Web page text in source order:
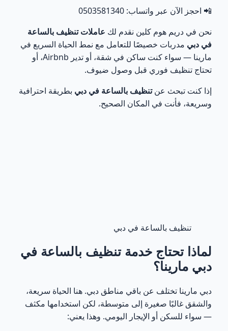
2. تنظيف قبل وصول الضيوف
5 3. تنظيف حسب الطلب
ماذا تشمل خدمة تنظيف بالساعة في دبي مارينا؟
7 لماذا نحن الخيار الأفضل في دبي مارينا؟
12 هل يمكن الحجز بشكل متكرر؟
13 هل توفرون مواد تنظيف؟
15 هل الخدمة متوفرة في نفس اليوم؟
📲 احجز الآن عبر واتساب: 0503581340
نحن في دريم هوم كلين نقدم لك عاملات تنظيف بالساعة
في دبي مدربات خصيصًا للتعامل مع نمط الحياة السريع في
مارينا — سواء كنت ساكن في شقة، أو تدير Airbnb، أو
تحتاج تنظيف فوري قبل وصول ضيوف.
إذا كنت تبحث عنتنظيف بالساعة في دبي بطريقة احترافية
وسريعة، فأنت في المكان الصحيح.
تنظيف بالساعة في دبي
لماذا تحتاج خدمة تنظيف بالساعة في
دبي مارينا؟
دبي مارينا تختلف عن باقي مناطق دبي. هنا الحياة سريعة،
والشقق غالبًا صغيرة إلى متوسطة، لكن استخدامها مكثف
— سواء للسكن أو الإيجار اليومي. وهذا يعني: